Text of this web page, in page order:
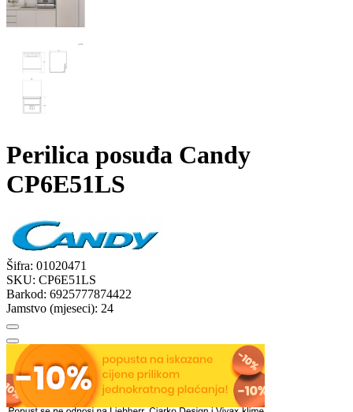
Perilica posuđa Candy
CP6E51LS
Šifra: 01020471
SKU: CP6E51LS
Barkod: 6925777874422
Jamstvo (mjeseci): 24